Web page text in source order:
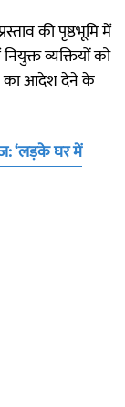
की पृष्ठभूमि में
व्यक्तियों को
का आदेश देने के
‘लड़के घर में